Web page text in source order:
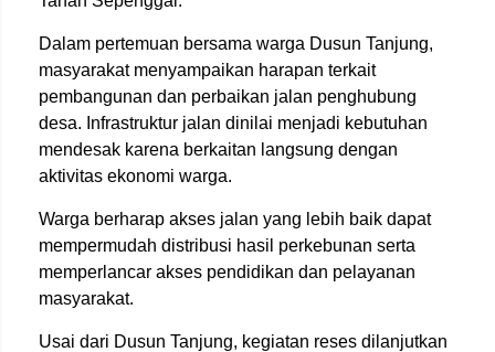
Dalam pertemuan bersama warga Dusun Tanjung,
masyarakat menyampaikan harapan terkait
pembangunan dan perbaikan jalan penghubung
desa. Infrastruktur jalan dinilai menjadi kebutuhan
mendesak karena berkaitan langsung dengan
aktivitas ekonomi warga.
Warga berharap akses jalan yang lebih baik dapat
mempermudah distribusi hasil perkebunan serta
memperlancar akses pendidikan dan pelayanan
masyarakat.
Usai dari Dusun Tanjung, kegiatan reses dilanjutkan